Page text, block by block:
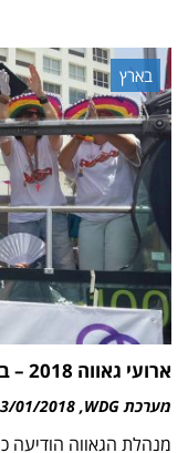
בארץ
ארועי גאווה 2018 – בסימן וותיקי הקהילה
מערכת WDG 01/2018